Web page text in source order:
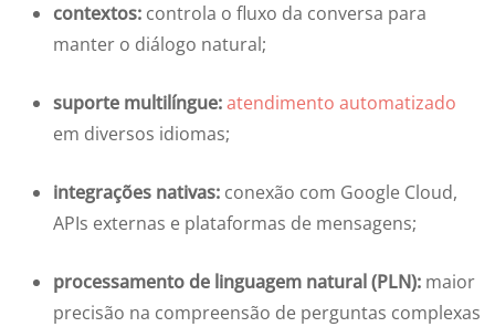
contextos: controla o fluxo da conversa para
manter o diálogo natural;
suporte multilíngue:atendimento automatizado
em diversos idiomas;
integrações nativas: conexão com Google Cloud,
APIs externas e plataformas de mensagens;
processamento de linguagem natural (PLN): maior
precisão na compreensão de perguntas complexas